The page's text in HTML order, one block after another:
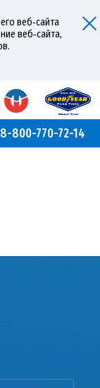
веб‑сайта
веб‑сайта,
8-800-770-72-14